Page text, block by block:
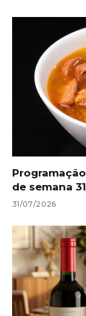
de semana
31/07/2026